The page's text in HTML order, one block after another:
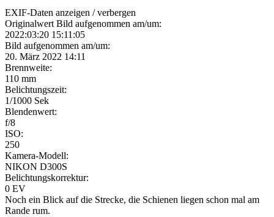
EXIF-Daten anzeigen / verbergen
Originalwert Bild aufgenommen am/um:
2022:03:20 15:11:05
Bild aufgenommen am/um:
20. März 2022 14:11
Brennweite:
110 mm
Belichtungszeit:
1/1000 Sek
Blendenwert:
f/8
ISO:
250
Kamera-Modell:
NIKON D300S
Belichtungskorrektur:
0 EV
Noch ein Blick auf die Strecke, die Schienen liegen schon mal am
Rande rum.